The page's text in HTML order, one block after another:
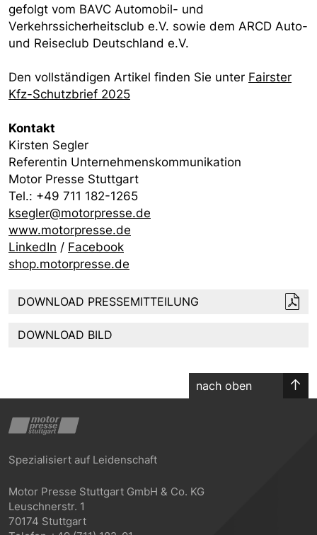
gefolgt vom BAVC Automobil- und
Verkehrssicherheitsclub e.V. sowie dem ARCD Auto-
und Reiseclub Deutschland e.V.
Den vollständigen Artikel finden Sie unter Fairster
Kfz-Schutzbrief 2025
Kontakt
Kirsten Segler
Referentin Unternehmenskommunikation
Motor Presse Stuttgart
Tel.: +49 711 182-1265
ksegler@motorpresse.de
www.motorpresse.de
LinkedIn / Facebook
shop.motorpresse.de
DOWNLOAD PRESSEMITTEILUNG
DOWNLOAD BILD
nach oben
Spezialisiert auf Leidenschaft
Motor Presse Stuttgart GmbH & Co. KG
Leuschnerstr. 1
70174 Stuttgart